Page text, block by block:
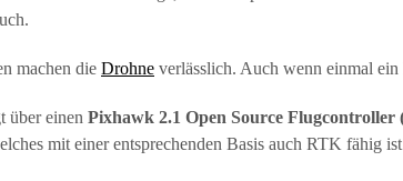
machen die Drohne verlässlich. Auch wenn einmal
über einen Pixhawk 2.1 Open Source Flugcontroller
mit einer entsprechenden Basis auch RTK